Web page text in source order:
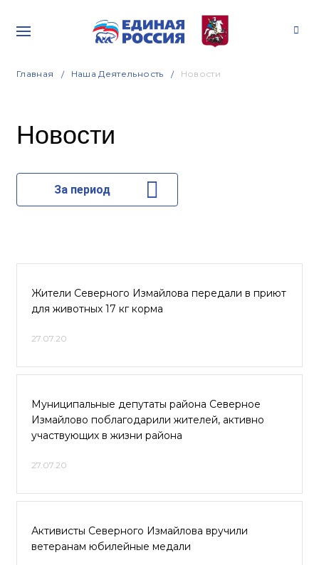
Главная Наша Деятельность Новости
Новости
За период
Жители Северного Измайлова передали в приют
для животных 17 кг корма
27.07.20
Муниципальные депутаты района Северное
Измайлово поблагодарили жителей, активно
участвующих в жизни района
27.07.20
Активисты Северного Измайлова вручили
ветеранам юбилейные медали